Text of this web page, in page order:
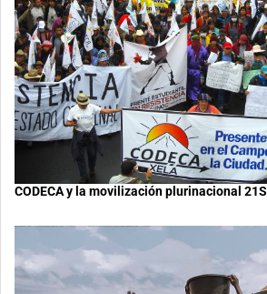
CODECA y la movilización plurinacional 21S